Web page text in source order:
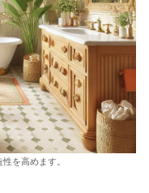
を高めます。